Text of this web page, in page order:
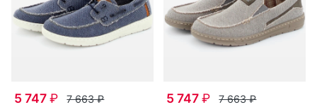
5 747₽ 7 663₽ 5 747₽ 7 663₽